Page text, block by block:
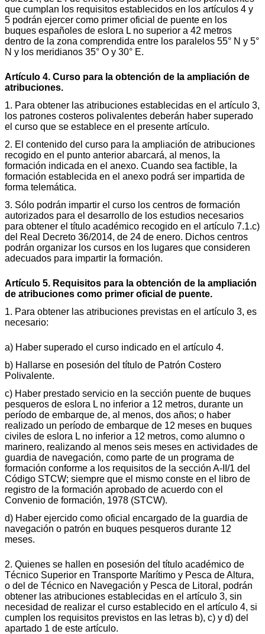
que cumplan los requisitos establecidos en los artículos 4 y
5 podrán ejercer como primer oficial de puente en los
buques españoles de eslora L no superior a 42 metros
dentro de la zona comprendida entre los paralelos 55° N y 5°
N y los meridianos 35° O y 30° E.
Artículo 4. Curso para la obtención de la ampliación de
atribuciones.
1. Para obtener las atribuciones establecidas en el artículo 3,
los patrones costeros polivalentes deberán haber superado
el curso que se establece en el presente artículo.
2. El contenido del curso para la ampliación de atribuciones
recogido en el punto anterior abarcará, al menos, la
formación indicada en el anexo. Cuando sea factible, la
formación establecida en el anexo podrá ser impartida de
forma telemática.
3. Sólo podrán impartir el curso los centros de formación
autorizados para el desarrollo de los estudios necesarios
para obtener el título académico recogido en el artículo 7.1.c)
del Real Decreto 36/2014, de 24 de enero. Dichos centros
podrán organizar los cursos en los lugares que consideren
adecuados para impartir la formación.
Artículo 5. Requisitos para la obtención de la ampliación
de atribuciones como primer oficial de puente.
1. Para obtener las atribuciones previstas en el artículo 3, es
necesario:
a) Haber superado el curso indicado en el artículo 4.
b) Hallarse en posesión del título de Patrón Costero
Polivalente.
c) Haber prestado servicio en la sección puente de buques
pesqueros de eslora L no inferior a 12 metros, durante un
período de embarque de, al menos, dos años; o haber
realizado un período de embarque de 12 meses en buques
civiles de eslora L no inferior a 12 metros, como alumno o
marinero, realizando al menos seis meses en actividades de
guardia de navegación, como parte de un programa de
formación conforme a los requisitos de la sección A-II/1 del
Código STCW; siempre que el mismo conste en el libro de
registro de la formación aprobado de acuerdo con el
Convenio de formación, 1978 (STCW).
d) Haber ejercido como oficial encargado de la guardia de
navegación o patrón en buques pesqueros durante 12
meses.
2. Quienes se hallen en posesión del título académico de
Técnico Superior en Transporte Marítimo y Pesca de Altura,
o del de Técnico en Navegación y Pesca de Litoral, podrán
obtener las atribuciones establecidas en el artículo 3, sin
necesidad de realizar el curso establecido en el artículo 4, si
cumplen los requisitos previstos en las letras b), c) y d) del
apartado 1 de este artículo.